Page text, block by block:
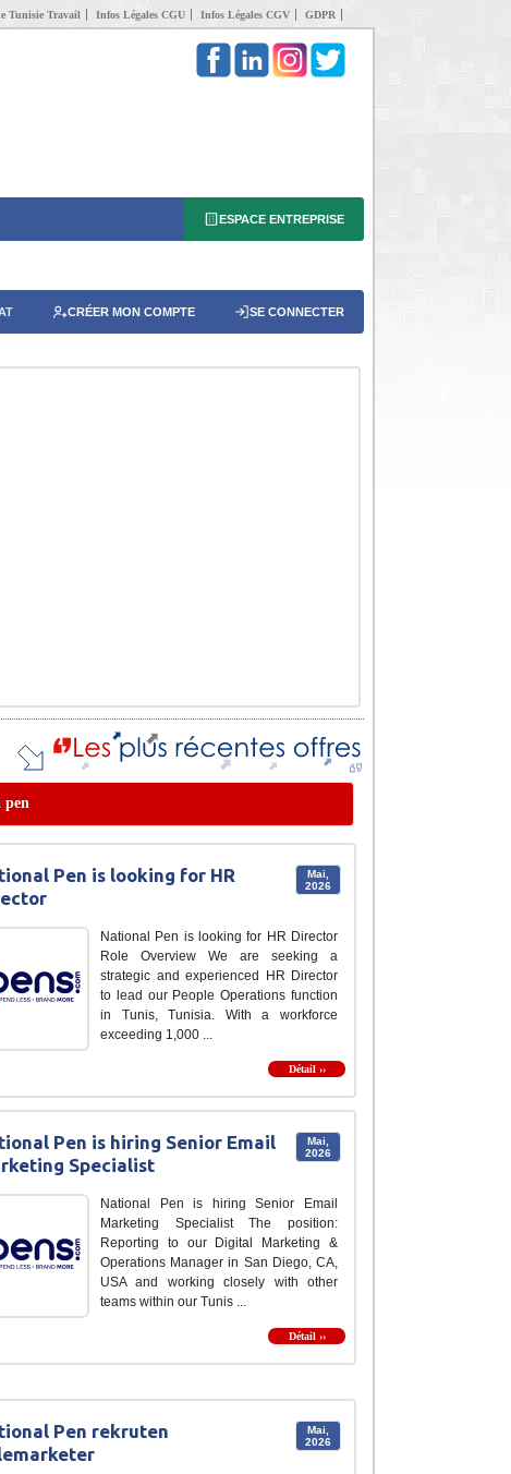
Tunisie Travail Infos Légales CGU Infos Légales CGV GDPR
ESPACE ENTREPRISE
CRÉER MON COMPTE SE CONNECTER
pen
Mai,
2026
Pen is looking for HR
National Pen is looking for HR Director
Role Overview We are seeking a
strategic and experienced HR Director
to lead our People Operations function
in Tunis, Tunisia. With a workforce
exceeding 1,000 ...
Détail ››
Mai,
2026
Pen is hiring Senior Email
Specialist
National Pen is hiring Senior Email
Marketing Specialist The position:
Reporting to our Digital Marketing &
Operations Manager in San Diego, CA,
USA and working closely with other
teams within our Tunis ...
Détail ››
Mai,
2026
Pen rekruten